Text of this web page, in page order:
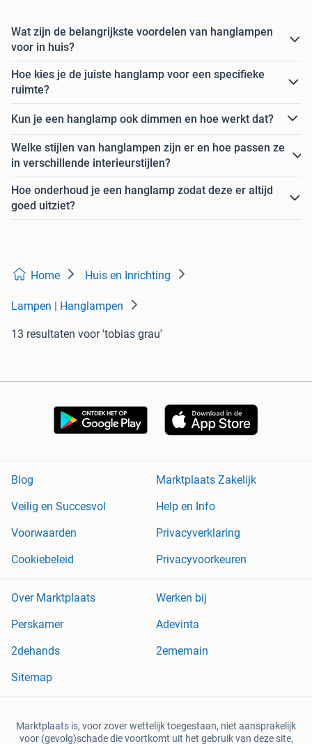
Wat zijn de belangrijkste voordelen van hanglampen
voor in huis?
Hoe kies je de juiste hanglamp voor een specifieke
ruimte?
Kun je een hanglamp ook dimmen en hoe werkt dat?
Welke stijlen van hanglampen zijn er en hoe passen ze
in verschillende interieurstijlen?
Hoe onderhoud je een hanglamp zodat deze er altijd
goed uitziet?
Home Huis en Inrichting
Lampen | Hanglampen
13 resultaten voor 'tobias grau'
Blog
Marktplaats Zakelijk
Veilig en Succesvol
Help en Info
Voorwaarden
Privacyverklaring
Cookiebeleid
Privacyvoorkeuren
Over Marktplaats
Werken bij
Perskamer
Adevinta
2dehands
2ememain
Sitemap
Marktplaats is, voor zover wettelijk toegestaan, niet aansprakelijk
voor (gevolg)schade die voortkomt uit het gebruik van deze site,